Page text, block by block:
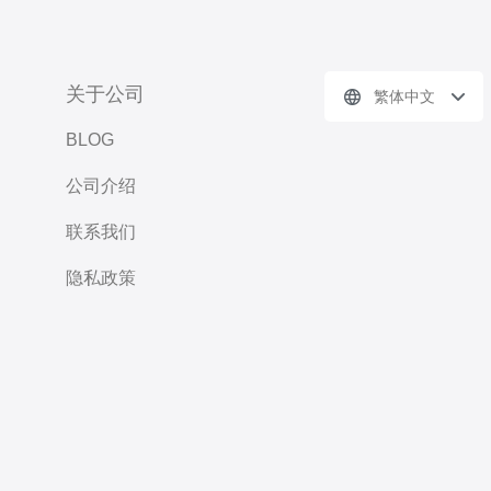
关于公司
BLOG
公司介绍
联系我们
隐私政策
繁体中文